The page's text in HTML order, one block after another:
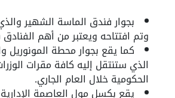
بجوار فندق الماسة الشهير
وتم افتتاحه ويعتبر من أهم
كما يقع بجوار محطة المونوريل
الذي ستنتقل إليه كافة مقرات
الحكومية خلال العام الجاري.
يقع بكسل مول العاصمة الإدارية